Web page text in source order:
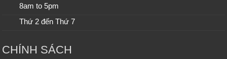
8am to 5pm
Thứ 2 đến Thứ 7
CHÍNH SÁCH